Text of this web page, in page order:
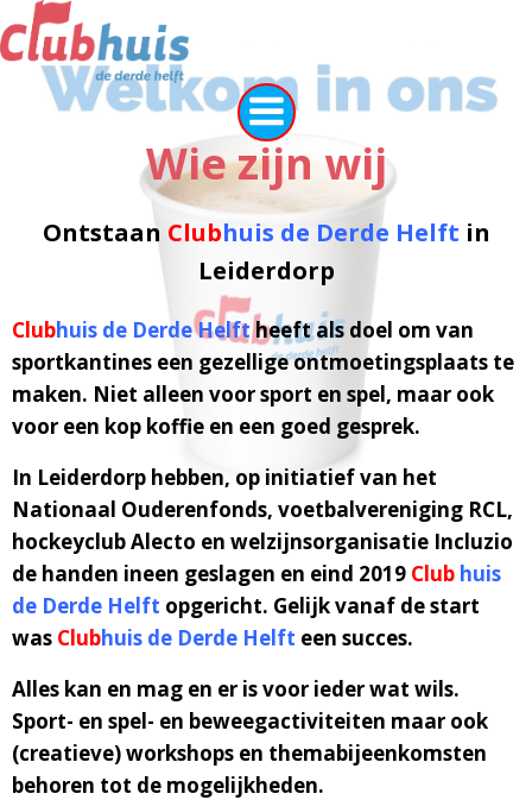
inhoud
springen
Wie zijn wij
Ontstaan Clubhuis de Derde Helft in
Leiderdorp
Clubhuis de Derde Helftheeft als doel om van
sportkantines een gezellige ontmoetingsplaats te
maken. Niet alleen voor sport en spel, maar ook
voor een kop koffie en een goed gesprek.
In Leiderdorp hebben, op initiatief van het
Nationaal Ouderenfonds, voetbalvereniging RCL,
hockeyclub Alecto en welzijnsorganisatie Incluzio
de handen ineen geslagen en eind 2019 Club huis
de Derde Helft opgericht. Gelijk vanaf de start
was Clubhuis de Derde Helft een succes.
Alles kan en mag en er is voor ieder wat wils.
Sport- en spel- en beweegactiviteiten maar ook
(creatieve) workshops en themabijeenkomsten
behoren tot de mogelijkheden.